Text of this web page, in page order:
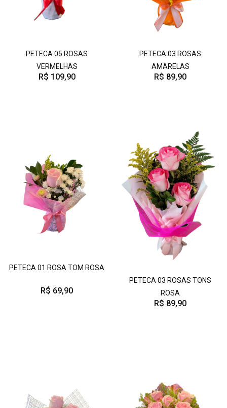
PETECA 05 ROSAS
VERMELHAS
R$ 109,90
PETECA 03 ROSAS
AMARELAS
R$ 89,90
PETECA 01 ROSA TOM ROSA
R$ 69,90
PETECA 03 ROSAS TONS
ROSA
R$ 89,90